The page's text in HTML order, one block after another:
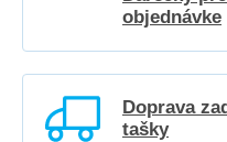
objednávke
Doprava
tašky